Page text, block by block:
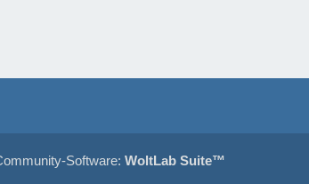
Software: WoltLab Suite™